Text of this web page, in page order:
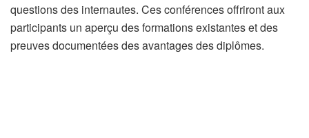
questions des internautes. Ces conférences offriront aux
participants un aperçu des formations existantes et des
preuves documentées des avantages des diplômes.